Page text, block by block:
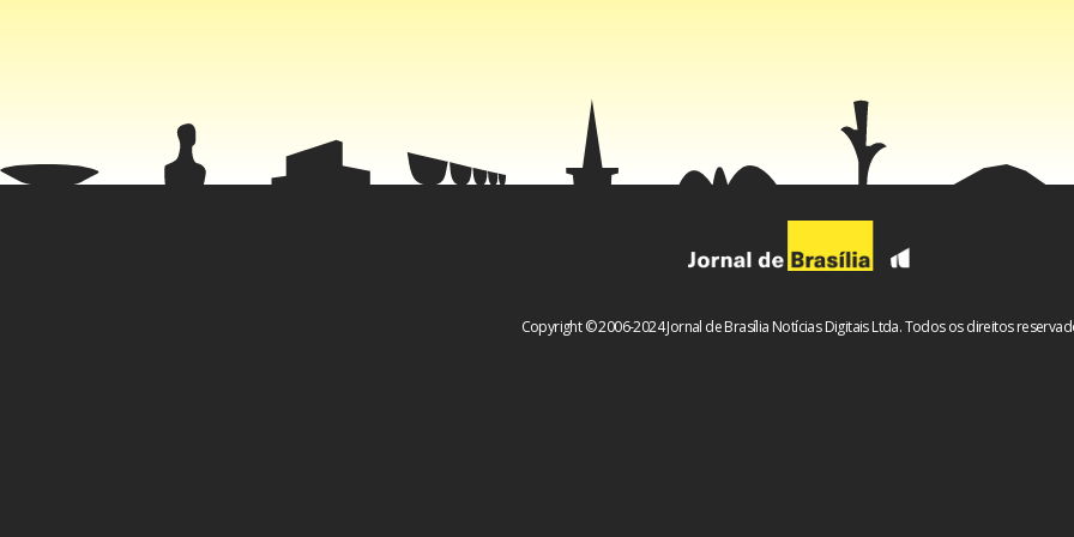
WhatsApp
LinkedIn
Twitter
X Telegram
Share
Copyright © 2006-2024 Jornal de Brasília Notícias Digitais Ltda. Todos os direitos